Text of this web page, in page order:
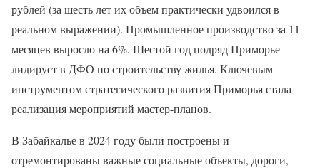
рублей (за шесть лет их объем практически удвоился в
реальном выражении). Промышленное производство за 11
месяцев выросло на 6%. Шестой год подряд Приморье
лидирует в ДФО по строительству жилья. Ключевым
инструментом стратегического развития Приморья стала
реализация мероприятий мастер-планов.
В Забайкалье в 2024 году были построены и
отремонтированы важные социальные объекты, дороги,